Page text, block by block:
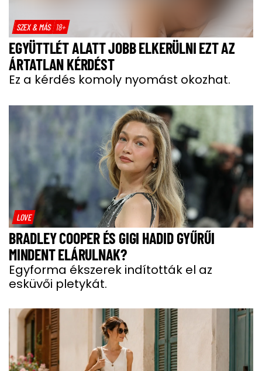
SZEX & MÁS 18+
EGYÜTTLÉT ALATT JOBB ELKERÜLNI EZT AZ
ÁRTATLAN KÉRDÉST
Ez a kérdés komoly nyomást okozhat.
LOVE
BRADLEY COOPER ÉS GIGI HADID GYŰRŰI
MINDENT ELÁRULNAK?
Egyforma ékszerek indították el az
esküvői pletykát.